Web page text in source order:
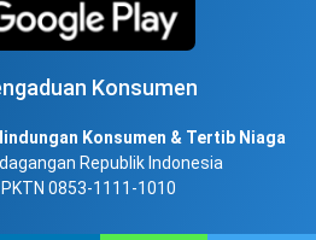
Konsumen
Konsumen & Tertib Niaga
Republik Indonesia
0853-1111-1010